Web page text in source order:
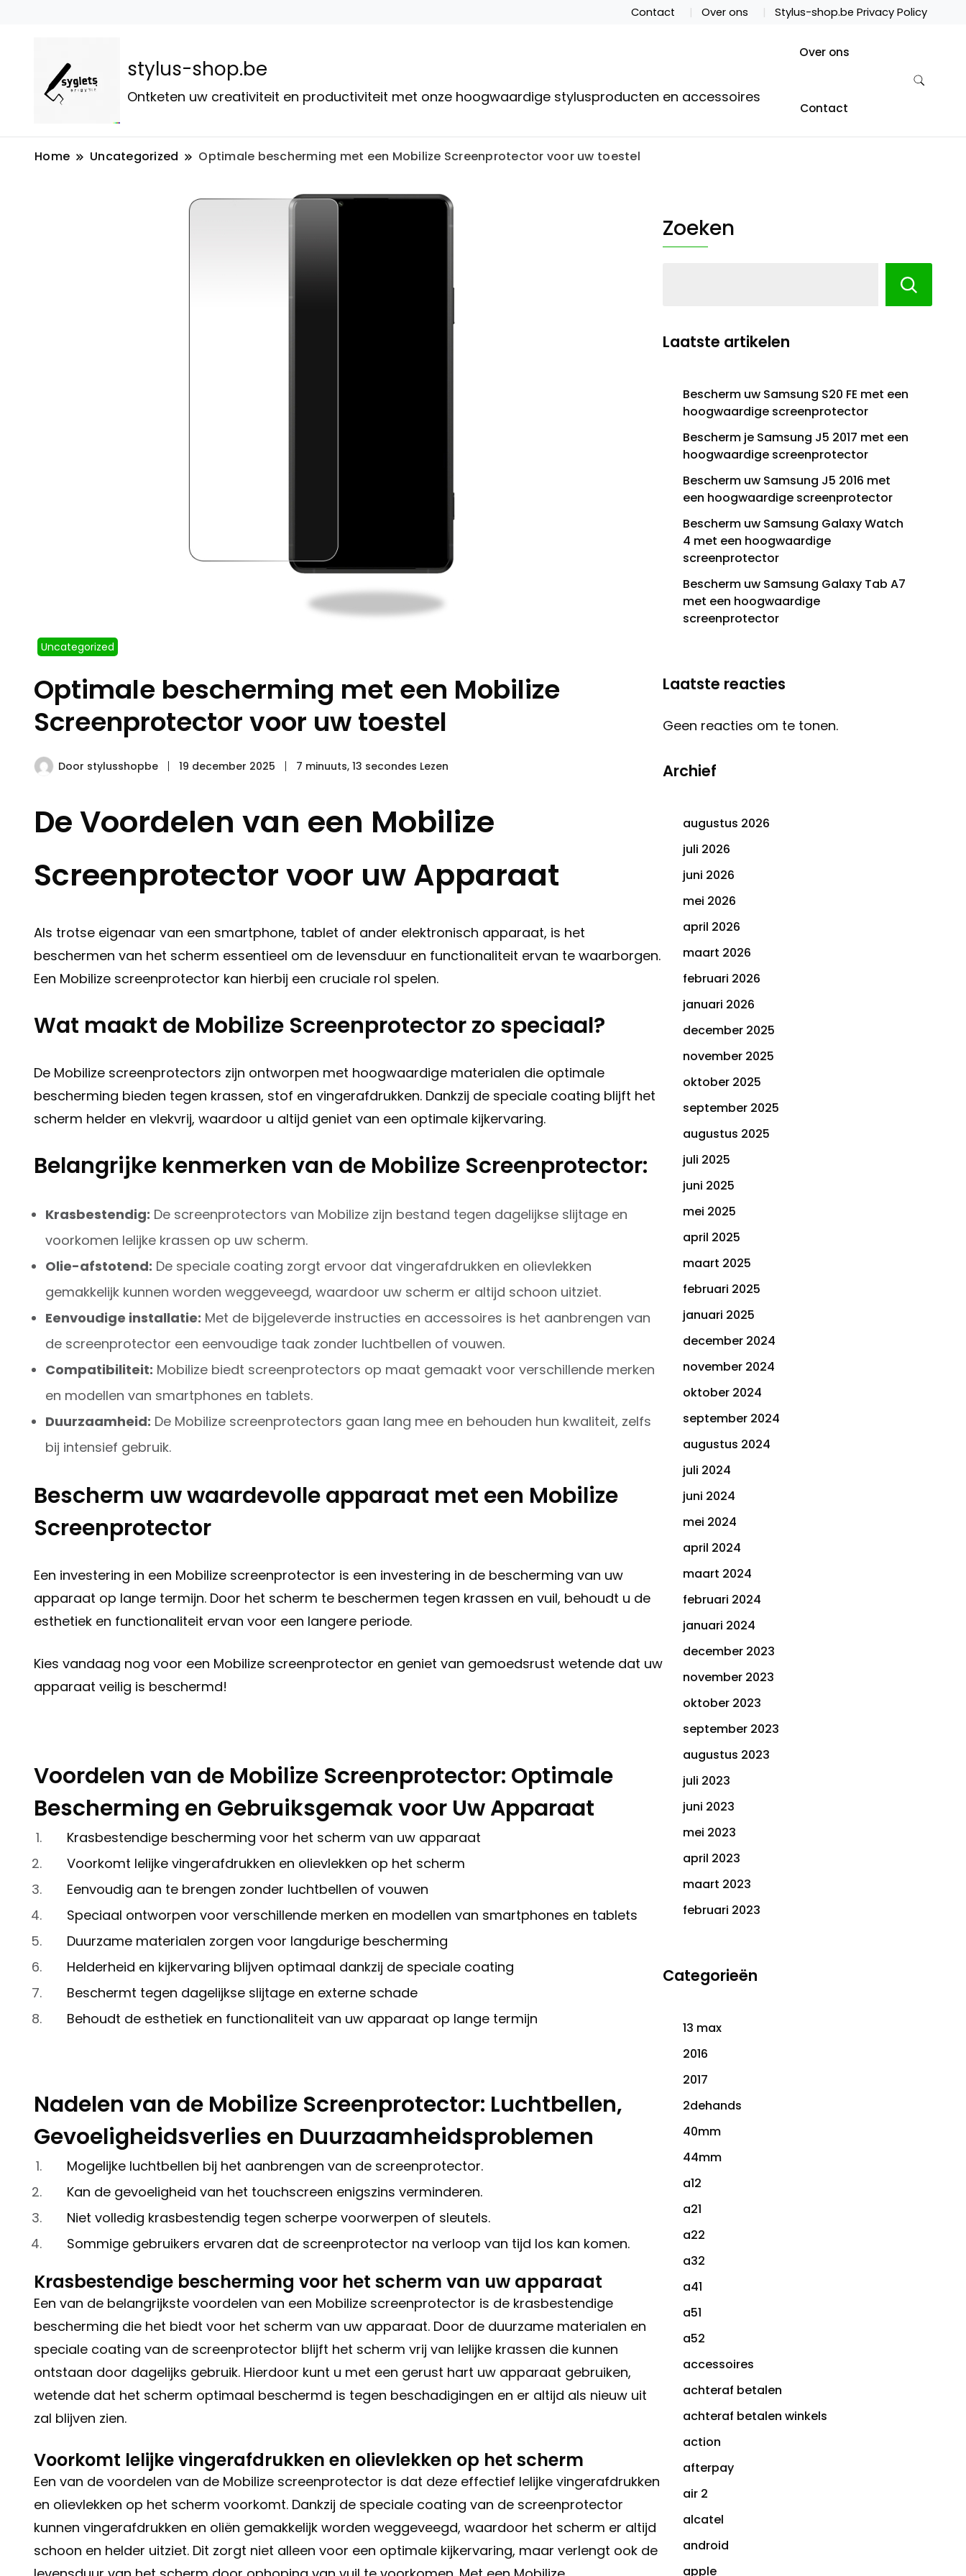
Contact Over ons Stylus-shop.be Privacy Policy
stylus-shop.be
Ontketen uw creativiteit en productiviteit met onze hoogwaardige stylusproducten en accessoires
Over ons
Contact
Home Uncategorized Optimale bescherming met een Mobilize Screenprotector voor uw toestel
Uncategorized
Optimale bescherming met een Mobilize
Screenprotector voor uw toestel
Door stylusshopbe 19 december 2025 7 minuuts, 13 secondes Lezen
De Voordelen van een Mobilize
Screenprotector voor uw Apparaat
Als trotse eigenaar van een smartphone, tablet of ander elektronisch apparaat, is het
beschermen van het scherm essentieel om de levensduur en functionaliteit ervan te waarborgen.
Een Mobilize screenprotector kan hierbij een cruciale rol spelen.
Wat maakt de Mobilize Screenprotector zo speciaal?
De Mobilize screenprotectors zijn ontworpen met hoogwaardige materialen die optimale
bescherming bieden tegen krassen, stof en vingerafdrukken. Dankzij de speciale coating blijft het
scherm helder en vlekvrij, waardoor u altijd geniet van een optimale kijkervaring.
Belangrijke kenmerken van de Mobilize Screenprotector:
Krasbestendig: De screenprotectors van Mobilize zijn bestand tegen dagelijkse slijtage en
voorkomen lelijke krassen op uw scherm.
Olie-afstotend: De speciale coating zorgt ervoor dat vingerafdrukken en olievlekken
gemakkelijk kunnen worden weggeveegd, waardoor uw scherm er altijd schoon uitziet.
Eenvoudige installatie: Met de bijgeleverde instructies en accessoires is het aanbrengen van
de screenprotector een eenvoudige taak zonder luchtbellen of vouwen.
Compatibiliteit: Mobilize biedt screenprotectors op maat gemaakt voor verschillende merken
en modellen van smartphones en tablets.
Duurzaamheid: De Mobilize screenprotectors gaan lang mee en behouden hun kwaliteit, zelfs
bij intensief gebruik.
Bescherm uw waardevolle apparaat met een Mobilize
Screenprotector
Een investering in een Mobilize screenprotector is een investering in de bescherming van uw
apparaat op lange termijn. Door het scherm te beschermen tegen krassen en vuil, behoudt u de
esthetiek en functionaliteit ervan voor een langere periode.
Kies vandaag nog voor een Mobilize screenprotector en geniet van gemoedsrust wetende dat uw
apparaat veilig is beschermd!
Voordelen van de Mobilize Screenprotector: Optimale
Bescherming en Gebruiksgemak voor Uw Apparaat
Krasbestendige bescherming voor het scherm van uw apparaat
Voorkomt lelijke vingerafdrukken en olievlekken op het scherm
Eenvoudig aan te brengen zonder luchtbellen of vouwen
Speciaal ontworpen voor verschillende merken en modellen van smartphones en tablets
Duurzame materialen zorgen voor langdurige bescherming
Helderheid en kijkervaring blijven optimaal dankzij de speciale coating
Beschermt tegen dagelijkse slijtage en externe schade
Behoudt de esthetiek en functionaliteit van uw apparaat op lange termijn
Nadelen van de Mobilize Screenprotector: Luchtbellen,
Gevoeligheidsverlies en Duurzaamheidsproblemen
Mogelijke luchtbellen bij het aanbrengen van de screenprotector.
Kan de gevoeligheid van het touchscreen enigszins verminderen.
Niet volledig krasbestendig tegen scherpe voorwerpen of sleutels.
Sommige gebruikers ervaren dat de screenprotector na verloop van tijd los kan komen.
Krasbestendige bescherming voor het scherm van uw apparaat
Een van de belangrijkste voordelen van een Mobilize screenprotector is de krasbestendige
bescherming die het biedt voor het scherm van uw apparaat. Door de duurzame materialen en
speciale coating van de screenprotector blijft het scherm vrij van lelijke krassen die kunnen
ontstaan door dagelijks gebruik. Hierdoor kunt u met een gerust hart uw apparaat gebruiken,
wetende dat het scherm optimaal beschermd is tegen beschadigingen en er altijd als nieuw uit
zal blijven zien.
Voorkomt lelijke vingerafdrukken en olievlekken op het scherm
Een van de voordelen van de Mobilize screenprotector is dat deze effectief lelijke vingerafdrukken
en olievlekken op het scherm voorkomt. Dankzij de speciale coating van de screenprotector
kunnen vingerafdrukken en oliën gemakkelijk worden weggeveegd, waardoor het scherm er altijd
schoon en helder uitziet. Dit zorgt niet alleen voor een optimale kijkervaring, maar verlengt ook de
Zoeken
Laatste artikelen
Bescherm uw Samsung S20 FE met een
hoogwaardige screenprotector
Bescherm je Samsung J5 2017 met een
hoogwaardige screenprotector
Bescherm uw Samsung J5 2016 met
een hoogwaardige screenprotector
Bescherm uw Samsung Galaxy Watch
4 met een hoogwaardige
screenprotector
Bescherm uw Samsung Galaxy Tab A7
met een hoogwaardige
screenprotector
Laatste reacties
Geen reacties om te tonen.
Archief
augustus 2026
juli 2026
juni 2026
mei 2026
april 2026
maart 2026
februari 2026
januari 2026
december 2025
november 2025
oktober 2025
september 2025
augustus 2025
juli 2025
juni 2025
mei 2025
april 2025
maart 2025
februari 2025
januari 2025
december 2024
november 2024
oktober 2024
september 2024
augustus 2024
juli 2024
juni 2024
mei 2024
april 2024
maart 2024
februari 2024
januari 2024
december 2023
november 2023
oktober 2023
september 2023
augustus 2023
juli 2023
juni 2023
mei 2023
april 2023
maart 2023
februari 2023
Categorieën
13 max
2016
2017
2dehands
40mm
44mm
a12
a21
a22
a32
a41
a51
a52
accessoires
achteraf betalen
achteraf betalen winkels
action
afterpay
air 2
alcatel
android
apple